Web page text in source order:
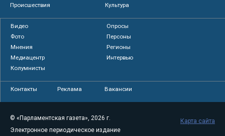
Происшествия
Культура
Видео
Опросы
Фото
Персоны
Мнения
Регионы
Медиацентр
Интервью
Колумнисты
Контакты Реклама Вакансии
© «Парламентская газета», 2026 г.
Электронное периодическое издание
Карта сайта